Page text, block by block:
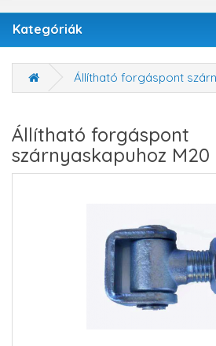
Kategóriák
Állítható forgáspont
Állítható forgáspont
szárnyaskapuhoz M20